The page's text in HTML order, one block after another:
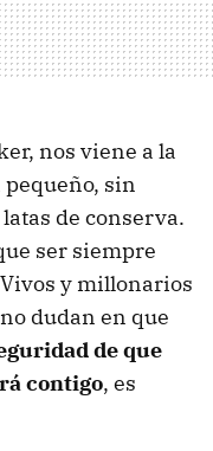
nos viene a la
sin
de conserva.
ser siempre
y millonarios
dudan en que
de que
contigo, es